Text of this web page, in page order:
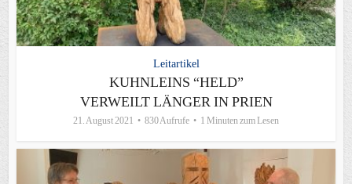
Leitartikel
KUHNLEINS “HELD”
VERWEILT LÄNGER IN PRIEN
21. August 2021 830 Aufrufe 1 Minuten zum Lesen